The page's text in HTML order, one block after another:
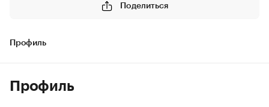
Поделиться
Профиль
Профиль